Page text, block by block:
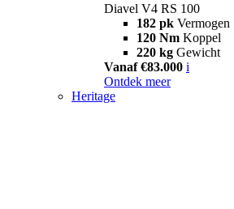
Diavel V4 RS 100
182 pk Vermogen
120 Nm Koppel
220 kg Gewicht
Vanaf €83.000 i
Ontdek meer
Heritage